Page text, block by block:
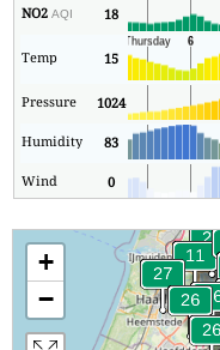
NO2AQI 18
Temp 15
Pressure 1024
Humidity 83
Wind 0
+
−